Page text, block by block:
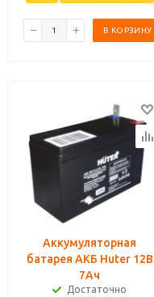
В КОРЗИНУ
Аккумуляторная
батарея АКБ Huter 12В
7Ач
Достаточно